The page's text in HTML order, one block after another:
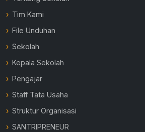
Tim Kami
File Unduhan
Sekolah
Kepala Sekolah
Pengajar
Staff Tata Usaha
Struktur Organisasi
SANTRIPRENEUR